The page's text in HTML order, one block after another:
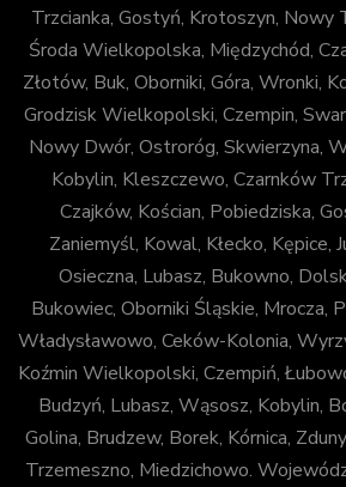
Trzcianka, Gostyń, Krotoszyn, Nowy
Środa Wielkopolska, Międzychód,
Złotów, Buk, Oborniki, Góra, Wronki,
Grodzisk Wielkopolski, Czempin,
Nowy Dwór, Ostroróg, Skwierzyna,
Kobylin, Kleszczewo, Czarnków
Czajków, Kościan, Pobiedziska,
Zaniemyśl, Kowal, Kłecko, Kępice,
Osieczna, Lubasz, Bukowno,
Bukowiec, Oborniki Śląskie, Mrocza,
Władysławowo, Ceków-Kolonia,
Koźmin Wielkopolski, Czempiń,
Budzyń, Lubasz, Wąsosz, Kobylin,
Golina, Brudzew, Borek, Kórnica,
Trzemeszno, Miedzichowo.